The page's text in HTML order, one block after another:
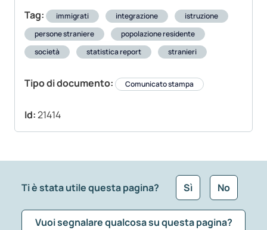
Tag: immigrati integrazione
istruzione
persone straniere
popolazione residente
società
statistica report stranieri
Tipo di documento: Comunicato stampa
Id:21414
Ti è stata utile questa pagina? Sì No
Vuoi segnalare qualcosa su questa pagina?